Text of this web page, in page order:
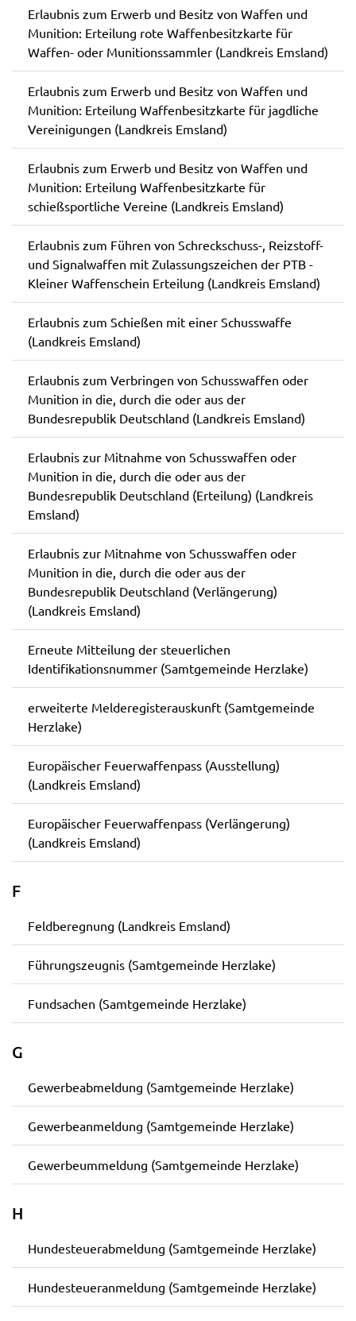
Erlaubnis zum Erwerb und Besitz von Waffen und
Munition: Erteilung rote Waffenbesitzkarte für
Waffen- oder Munitionssammler (Landkreis Emsland)
Erlaubnis zum Erwerb und Besitz von Waffen und
Munition: Erteilung Waffenbesitzkarte für jagdliche
Vereinigungen (Landkreis Emsland)
Erlaubnis zum Erwerb und Besitz von Waffen und
Munition: Erteilung Waffenbesitzkarte für
schießsportliche Vereine (Landkreis Emsland)
Erlaubnis zum Führen von Schreckschuss-, Reizstoff-
und Signalwaffen mit Zulassungszeichen der PTB -
Kleiner Waffenschein Erteilung (Landkreis Emsland)
Erlaubnis zum Schießen mit einer Schusswaffe
(Landkreis Emsland)
Erlaubnis zum Verbringen von Schusswaffen oder
Munition in die, durch die oder aus der
Bundesrepublik Deutschland (Landkreis Emsland)
Erlaubnis zur Mitnahme von Schusswaffen oder
Munition in die, durch die oder aus der
Bundesrepublik Deutschland (Erteilung) (Landkreis
Emsland)
Erlaubnis zur Mitnahme von Schusswaffen oder
Munition in die, durch die oder aus der
Bundesrepublik Deutschland (Verlängerung)
(Landkreis Emsland)
Erneute Mitteilung der steuerlichen
Identifikationsnummer (Samtgemeinde Herzlake)
erweiterte Melderegisterauskunft (Samtgemeinde
Herzlake)
Europäischer Feuerwaffenpass (Ausstellung)
(Landkreis Emsland)
Europäischer Feuerwaffenpass (Verlängerung)
(Landkreis Emsland)
F
Feldberegnung (Landkreis Emsland)
Führungszeugnis (Samtgemeinde Herzlake)
Fundsachen (Samtgemeinde Herzlake)
G
Gewerbeabmeldung (Samtgemeinde Herzlake)
Gewerbeanmeldung (Samtgemeinde Herzlake)
Gewerbeummeldung (Samtgemeinde Herzlake)
H
Hundesteuerabmeldung (Samtgemeinde Herzlake)
Hundesteueranmeldung (Samtgemeinde Herzlake)